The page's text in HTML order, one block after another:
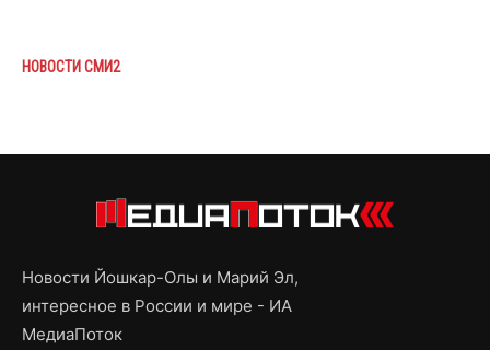
НОВОСТИ СМИ2
Новости Йошкар-Олы и Марий Эл,
интересное в России и мире - ИА
МедиаПоток